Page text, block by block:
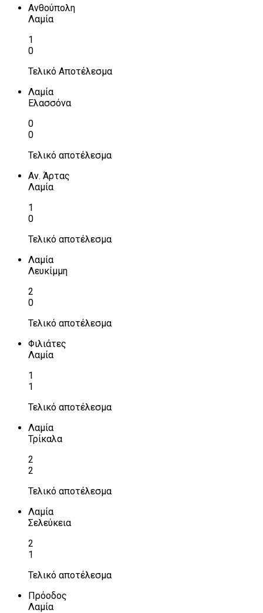
Ανθούπολη
Λαμία
1
0
Τελικό Αποτέλεσμα
Λαμία
Ελασσόνα
0
0
Τελικό αποτέλεσμα
Αν. Άρτας
Λαμία
1
0
Τελικό αποτέλεσμα
Λαμία
Λευκίμμη
2
0
Τελικό αποτέλεσμα
Φιλιάτες
Λαμία
1
1
Τελικό αποτέλεσμα
Λαμία
Τρίκαλα
2
2
Τελικό αποτέλεσμα
Λαμία
Σελεύκεια
2
1
Τελικό αποτέλεσμα
Πρόοδος
Λαμία